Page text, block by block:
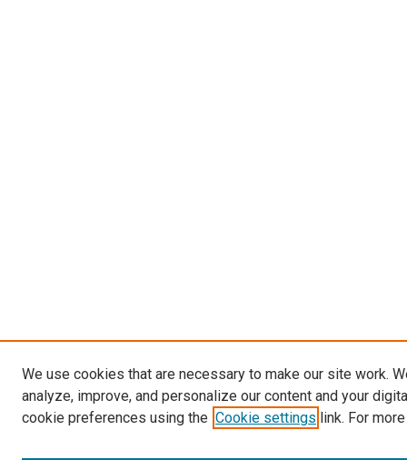
We use cookies that are necessary to make our site work.
analyze, improve, and personalize our content and your
cookie preferences using the Cookie settings link. For